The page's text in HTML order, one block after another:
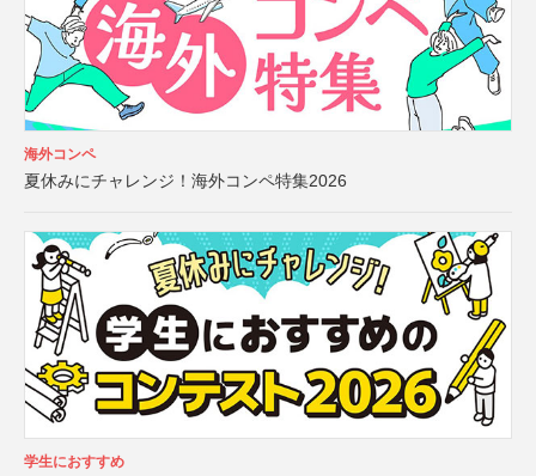
海外コンペ
夏休みにチャレンジ！海外コンペ特集2026
学生におすすめ